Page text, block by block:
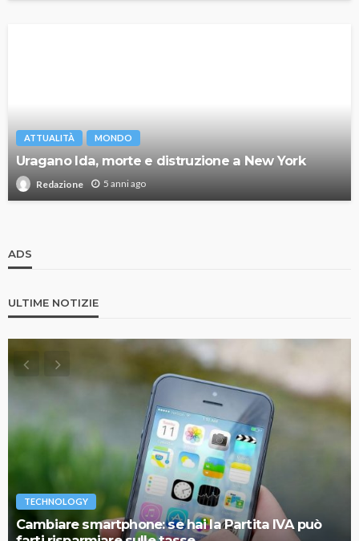
ATTUALITÀ MONDO
Uragano Ida, morte e distruzione a New York
Redazione 5 anni ago
ADS
ULTIME NOTIZIE
TECHNOLOGY
Cambiare smartphone: se hai la Partita IVA può